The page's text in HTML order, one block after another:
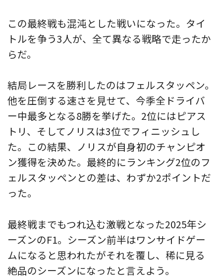
この最終戦も混沌とした戦いになった。タイ
トルを争う3人が、全て異なる戦略で走ったか
らだ。
結局レースを勝利したのはフェルスタッペン。
他を圧倒する速さを見せて、今季全ドライバ
ー中最多となる8勝を挙げた。2位にはピアス
トリ、そしてノリスは3位でフィニッシュし
た。この結果、ノリスが自身初のチャンピオ
ン獲得を決めた。最終的にランキング2位のフ
ェルスタッペンとの差は、わずか2ポイントだ
った。
最終戦までもつれ込む激戦となった2025年シ
ーズンのF1。シーズン前半はワンサイドゲー
ムになると思われたがそれを覆し、稀に見る
絶品のシーズンになったと言えよう。